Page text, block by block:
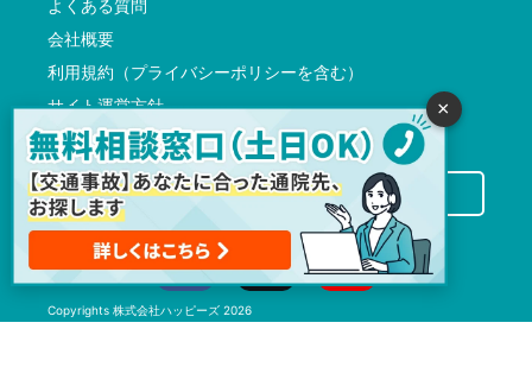
よくある質問
会社概要
利用規約（プライバシーポリシーを含む）
サイト運営方針
反社会的勢力に対する基本方針
交通事故病院サーチに掲載希望の先生方へ
Copyrights 株式会社ハッピーズ 2026
×